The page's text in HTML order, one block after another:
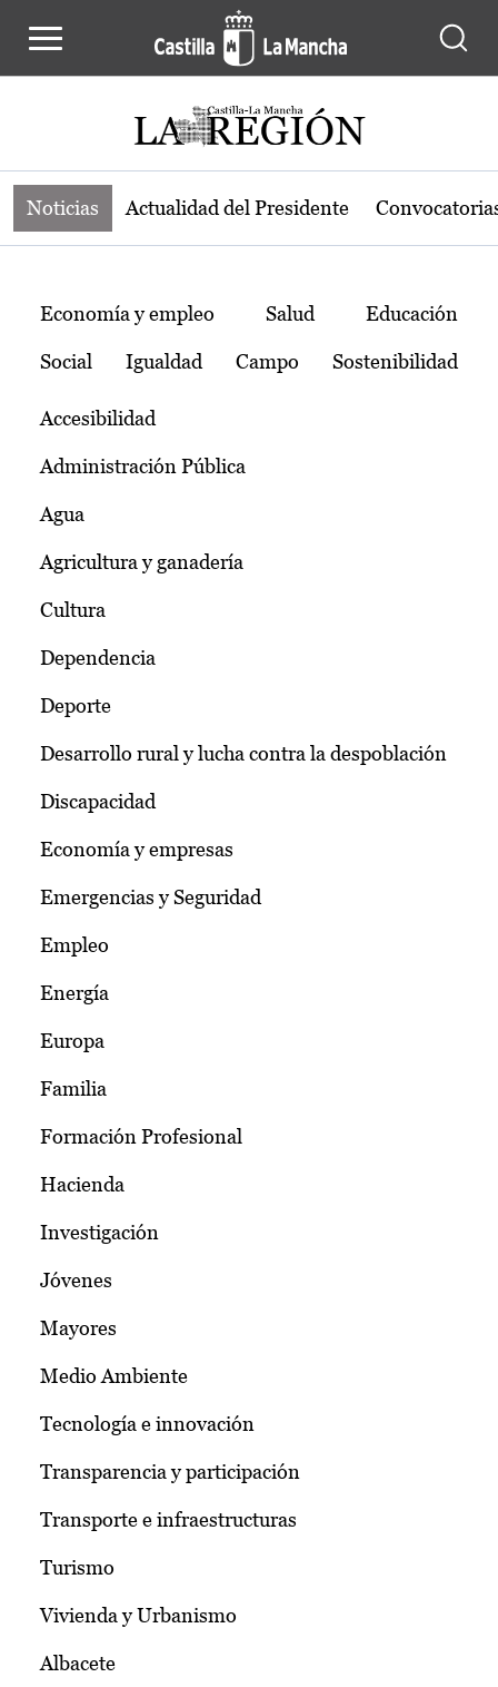
Noticias de la región de Castilla-La
Noticias Actualidad del Presidente
Temas
Economía y empleo Salud Educación
Social Igualdad Campo Sostenibilidad
Accesibilidad
Administración Pública
Agua
Agricultura y ganadería
Cultura
Dependencia
Deporte
Desarrollo rural y lucha contra la despoblación
Discapacidad
Economía y empresas
Emergencias y Seguridad
Empleo
Energía
Europa
Familia
Formación Profesional
Hacienda
Investigación
Jóvenes
Mayores
Medio Ambiente
Tecnología e innovación
Transparencia y participación
Transporte e infraestructuras
Turismo
Vivienda y Urbanismo
Albacete